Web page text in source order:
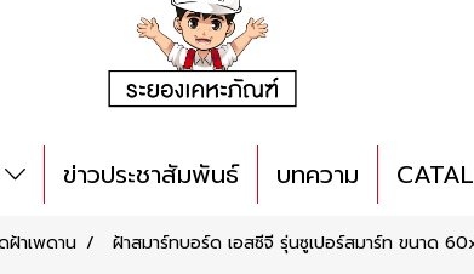
ข่าวประชาสัมพันธ์ บทความ
ฝ้าเพดาน ฝ้าสมาร์ทบอร์ด เอสซีจี รุ่นซูเปอร์สมาร์ท ขนาด